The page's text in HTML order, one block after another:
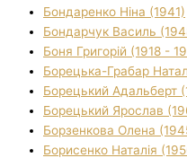
Бондаренко Ніна (1941)
Бондарчук Василь
Боня Григорій (1918 -
Борецька-Грабар
Борецький Адальберт
Борецький Ярослав
Борзенкова Олена
Борисенко Наталія